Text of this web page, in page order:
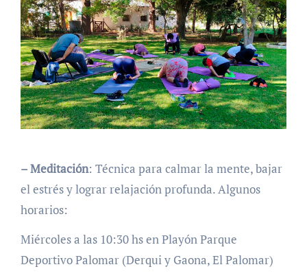
– Meditación: Técnica para calmar la mente, bajar
el estrés y lograr relajación profunda. Algunos
horarios:
Miércoles a las 10:30 hs en Playón Parque
Deportivo Palomar (Derqui y Gaona, El Palomar)